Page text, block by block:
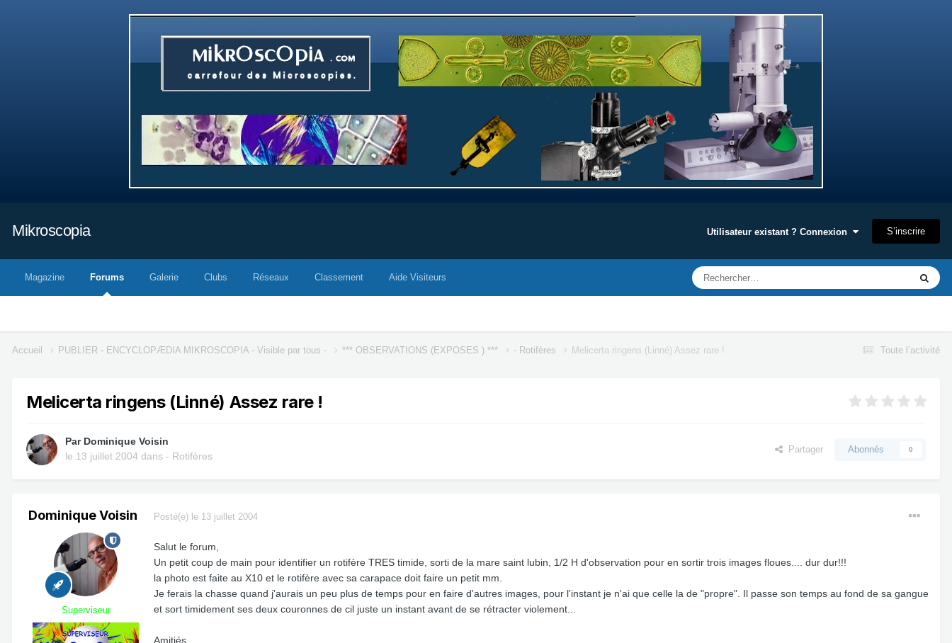
Mikroscopia Utilisateur existant ? Connexion S’inscrire
Magazine Forums Galerie Clubs Réseaux Classement Aide Visiteurs
Toute l’activité
Accueil PUBLIER - ENCYCLOPÆDIA MIKROSCOPIA - Visible par tous - *** OBSERVATIONS (EXPOSES ) *** - Rotifères Melicerta ringens (Linné) Assez rare !
Melicerta ringens (Linné) Assez rare !
Par Dominique Voisin
le 13 juillet 2004 dans - Rotifères
Partager Abonnés 0
Dominique Voisin
Superviseur
Posté(e) le 13 juillet 2004
Salut le forum,
Un petit coup de main pour identifier un rotifère TRES timide, sorti de la mare saint lubin, 1/2 H d'observation pour en sortir trois images floues.... dur dur!!!
la photo est faite au X10 et le rotifère avec sa carapace doit faire un petit mm.
Je ferais la chasse quand j'aurais un peu plus de temps pour en faire d'autres images, pour l'instant je n'ai que celle la de "propre". Il passe son temps au fond de sa gangue
et sort timidement ses deux couronnes de cil juste un instant avant de se rétracter violement...
Amitiés